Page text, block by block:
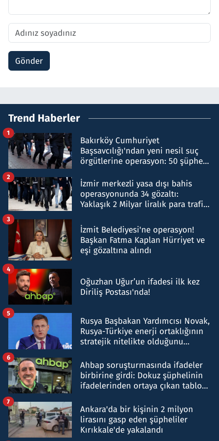
Gönder
Trend Haberler
Bakırköy Cumhuriyet
Başsavcılığı'ndan yeni nesil suç
örgütlerine operasyon: 50 şüpheli
1
İzmir merkezli yasa dışı bahis
operasyonunda 34 gözaltı:
Yaklaşık 2 Milyar liralık para trafiği
2
İzmit Belediyesi'ne operasyon!
Başkan Fatma Kaplan Hürriyet ve
eşi gözaltına alındı
3
Oğuzhan Uğur’un ifadesi ilk kez
Diriliş Postası'nda!
4
Rusya Başbakan Yardımcısı Novak,
Rusya-Türkiye enerji ortaklığının
stratejik nitelikte olduğunu
5
Ahbap soruşturmasında ifadeler
birbirine girdi: Dokuz şüphelinin
ifadelerinden ortaya çıkan tablo
6
Ankara'da bir kişinin 2 milyon
lirasını gasp eden şüpheliler
Kırıkkale'de yakalandı
7